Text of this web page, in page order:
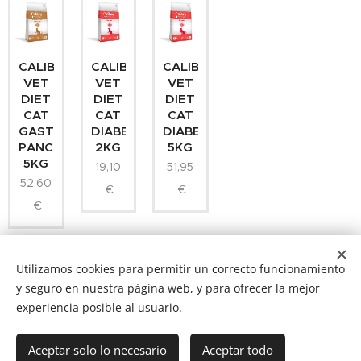
CALIBRA
VET
DIET
CAT
GASTROINTESTINAL
PANCREAS
5KG
52,60
€
CALIBRA
VET
DIET
CAT
DIABETES
2KG
19,10
€
CALIBRA
VET
DIET
CAT
DIABETES
5KG
51,95
€
NUCAN mascotas
Tf.666351543 Cookies
Utilizamos cookies para permitir un correcto funcionamiento
y seguro en nuestra página web, y para ofrecer la mejor
experiencia posible al usuario.
Aceptar solo lo necesario Aceptar todo